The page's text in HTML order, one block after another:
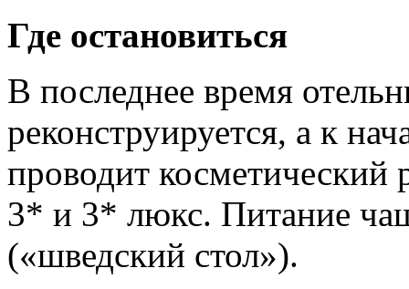
Где остановиться
В последнее время
реконструируется, а к
проводит
3* и 3* люкс. Питание
(«шведский стол»).